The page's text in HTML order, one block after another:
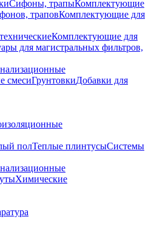
Сифоны, трапыКомплектующие
траповКомплектующие для
Комплектующие для
для магистральных фильтров,
смесиГрунтовкиДобавки для
полТеплые плинтусыСистемы
Химические